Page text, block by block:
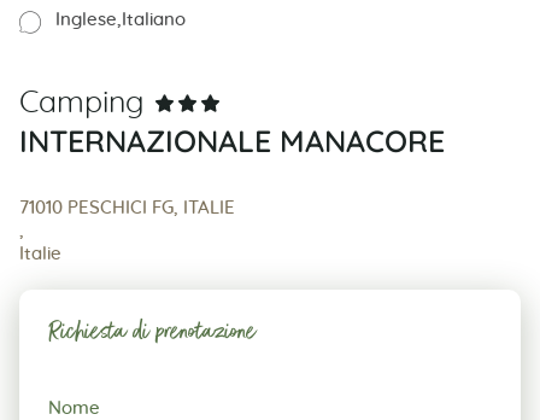
Inglese Italiano
Camping
INTERNAZIONALE MANACORE
71010 PESCHICI FG, ITALIE
Italie
Richiesta di prenotazione
Richiesta
Nome